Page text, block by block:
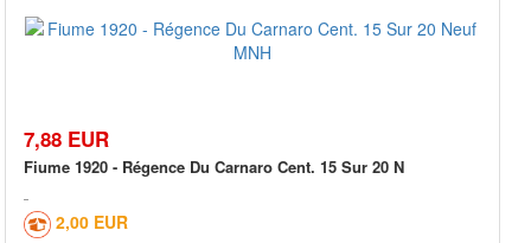
7,88 EUR
Fiume 1920 - Régence Du Carnaro Cent. 15 Sur 20 N
2,00 EUR